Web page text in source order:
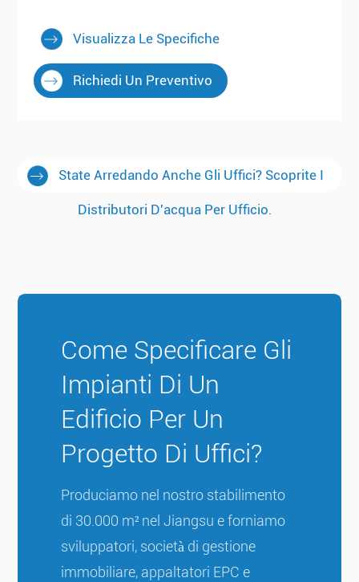
Visualizza Le Specifiche
Richiedi Un Preventivo
State Arredando Anche Gli Uffici? Scoprite I
Distributori D'acqua Per Ufficio.
Come Specificare Gli
Impianti Di Un
Edificio Per Un
Progetto Di Uffici?
Produciamo nel nostro stabilimento
di 30.000 m² nel Jiangsu e forniamo
sviluppatori, società di gestione
immobiliare, appaltatori EPC e